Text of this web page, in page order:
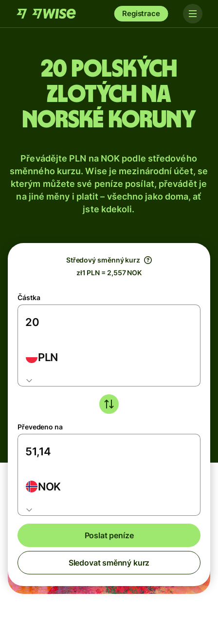
Registrace
20 polských
zlotých na
norské koruny
Převádějte PLN na NOK podle středového
směnného kurzu. Wise je mezinárodní účet, se
kterým můžete své peníze posílat, převádět je
na jiné měny i platit – všechno jako doma, ať
jste kdekoli.
Středový směnný kurz
zł1 PLN = 2,557 NOK
Částka
PLN
Převedeno na
NOK
Poslat peníze
Sledovat směnný kurz